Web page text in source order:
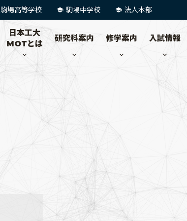
駒場高等学校 駒場中学校 法人本部
日本工大
MOTとは
研究科案内 修学案内 入試情報